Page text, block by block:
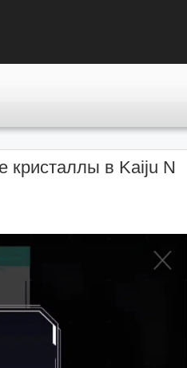
кристаллы в Kaiju N